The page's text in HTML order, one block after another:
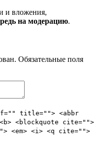
и вложения,
на модерацию.
Обязательные поля
title=""> <abbr
<blockquote cite="">
<em> <i> <q cite="">